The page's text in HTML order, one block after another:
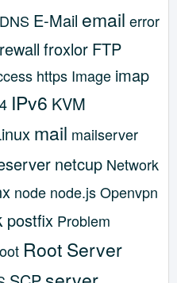
E-Mail email error
froxlor FTP
https Image imap
IPv6 KVM
mail mailserver
netcup Network
node node.jsOpenvpn
postfix Problem
Root Server